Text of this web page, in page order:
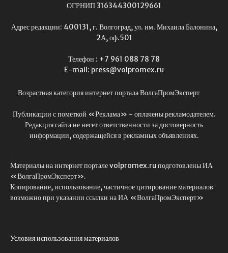
ОГРНИП 316344300129661
Адрес редакции: 400131, г. Волгоград, ул. им. Михаила Балонина,
2А, оф.501
Телефон : +7 961 088 78 78
E-mail: press@volpromex.ru
Возрастная категория интернет портала ВолгаПромЭксперт
Публикации с пометкой «Реклама» - оплачены рекламодателем.
Редакция сайта не несет ответственности за достоверность
информации, содержащейся в рекламных объявлениях.
Материалы на интернет портале volpromex.ru подготовлены ИА
«ВолгаПромЭксперт».
Копирование, использование, частичное цитирование материалов
возможно при указании ссылки на ИА «ВолгаПромЭксперт»
Условия использования материалов